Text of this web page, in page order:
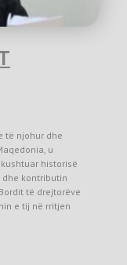
të njohur dhe
u
historisë
dhe kontributin
të drejtorëve
e tij në rritjen